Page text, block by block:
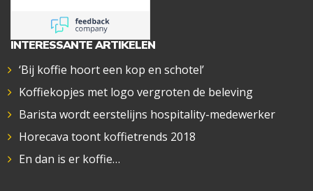
INTERESSANTE ARTIKELEN
‘Bij koffie hoort een kop en schotel’
Koffiekopjes met logo vergroten de beleving
Barista wordt eerstelijns hospitality-medewerker
Horecava toont koffietrends 2018
En dan is er koffie…